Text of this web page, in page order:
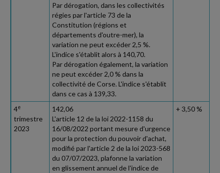
Par dérogation, dans les collectivités
régies par l'article 73 de la
Constitution (régions et
départements d'outre-mer), la
variation ne peut excéder 2,5 %.
L'indice s'établit alors à 140,70.
Par dérogation également, la variation
ne peut excéder 2,0 % dans la
collectivité de Corse. L'indice s'établit
dans ce cas à 139,33.
4e
trimestre
2023
142,06
L'article 12 de la loi 2022-1158 du
16/08/2022 portant mesure d'urgence
pour la protection du pouvoir d'achat,
modifié par l'article 2 de la loi 2023-568
du 07/07/2023, plafonne la variation
en glissement annuel de l'indice de
+ 3,50 %